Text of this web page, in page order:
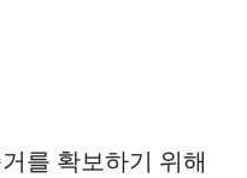
를 확보하기 위해